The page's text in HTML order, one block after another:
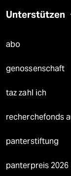
Unterstützen
abo
genossenschaft
taz zahl ich
recherchefonds
panterstiftung
panterpreis 2026